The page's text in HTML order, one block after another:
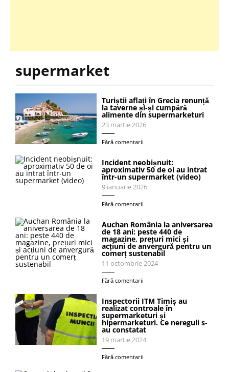
supermarket
Turiștii aflați în Grecia renunță
la taverne și-și cumpără
alimente din supermarketuri
23 martie 2026
Fără comentarii
Incident neobișnuit:
aproximativ 50 de oi au intrat
într-un supermarket (video)
9 ianuarie 2026
Fără comentarii
Auchan România la aniversarea
de 18 ani: peste 440 de
magazine, prețuri mici și
acțiuni de anvergură pentru un
comerț sustenabil
11 octombrie 2024
Fără comentarii
Inspectorii ITM Timiș au
realizat controale în
supermarketuri și
hipermarketuri. Ce nereguli s-
au constatat
19 martie 2024
Fără comentarii